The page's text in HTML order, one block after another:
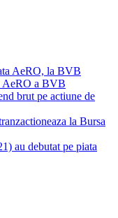
AeRO, la BVB
AeRO a BVB
brut pe actiune de
la Bursa
au debutat pe piata